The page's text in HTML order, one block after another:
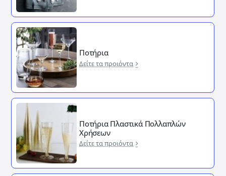
Ποτήρια
Δείτε τα προιόντα
Ποτήρια Πλαστικά Πολλαπλών
Χρήσεων
Δείτε τα προιόντα